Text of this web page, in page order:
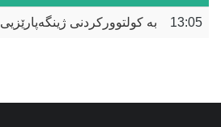
13:05 بە کولتوورکردنی ژینگەپارێزیی